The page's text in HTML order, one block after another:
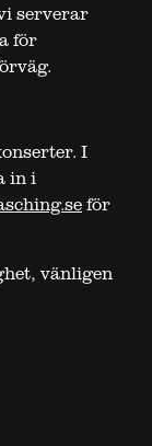
serverar
för
I
in i
för
vänligen